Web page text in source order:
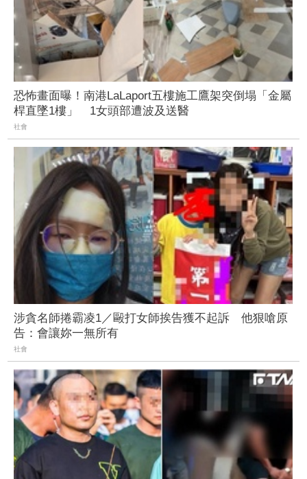
恐怖畫面曝！南港LaLaport五樓施工鷹架突倒塌「金屬
桿直墜1樓」 1女頭部遭波及送醫
社會
涉貪名師捲霸凌1／毆打女師挨告獲不起訴 他狠嗆原
告：會讓妳一無所有
社會